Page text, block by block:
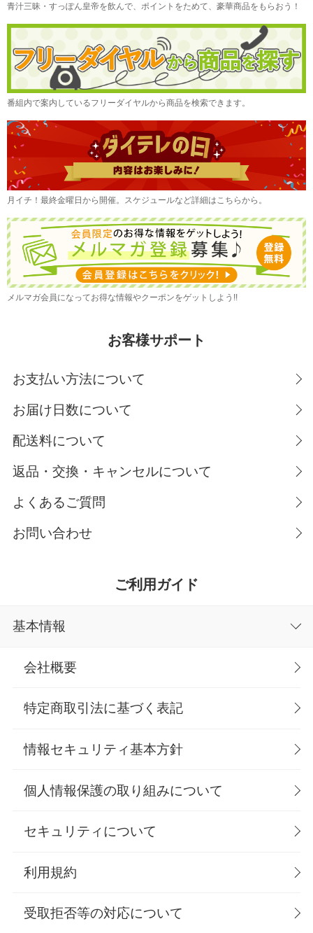
青汁三昧・すっぽん皇帝を飲んで、ポイントをためて、豪華商品をもらおう！
番組内で案内しているフリーダイヤルから商品を検索できます。
月イチ！最終金曜日から開催。スケジュールなど詳細はこちらから。
メルマガ会員になってお得な情報やクーポンをゲットしよう!!
お客様サポート
お支払い方法について
お届け日数について
配送料について
返品・交換・キャンセルについて
よくあるご質問
お問い合わせ
ご利用ガイド
基本情報
会社概要
特定商取引法に基づく表記
情報セキュリティ基本方針
個人情報保護の取り組みについて
セキュリティについて
利用規約
受取拒否等の対応について